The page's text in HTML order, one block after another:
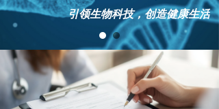
引领生物科技，创造健康生活
服务中心
获得支持
公司招聘